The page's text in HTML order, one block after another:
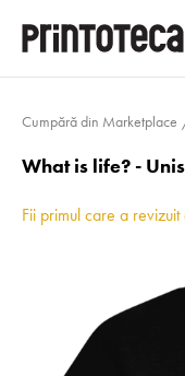
Cumpără din Marketplace
What is life? -
Fii primul care a